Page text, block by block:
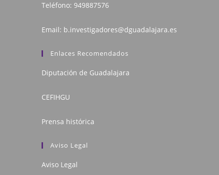
Teléfono: 949887576
Email: b.investigadores@dguadalajara.es
Enlaces Recomendados
Diputación de Guadalajara
CEFIHGU
Prensa histórica
Aviso Legal
Aviso Legal